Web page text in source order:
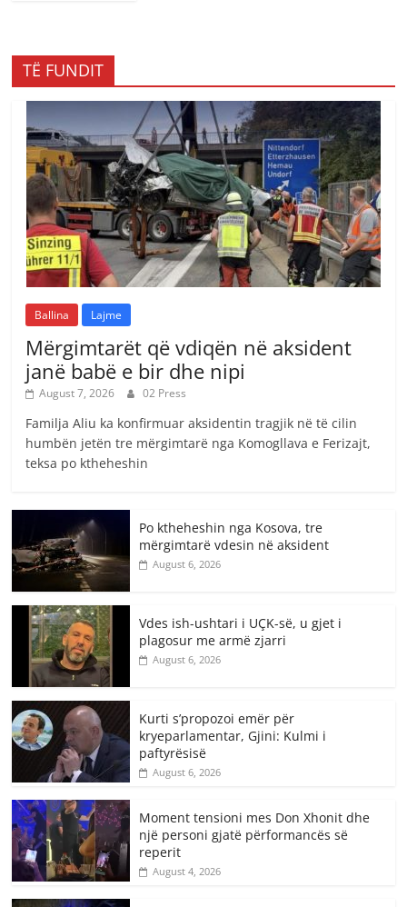
TË FUNDIT
Ballina Lajme
Mërgimtarët që vdiqën në aksident
janë babë e bir dhe nipi
August 7, 2026 02 Press
Familja Aliu ka konfirmuar aksidentin tragjik në të cilin
humbën jetën tre mërgimtarë nga Komogllava e Ferizajt,
teksa po ktheheshin
Po ktheheshin nga Kosova, tre
mërgimtarë vdesin në aksident
August 6, 2026
Vdes ish-ushtari i UÇK-së, u gjet i
plagosur me armë zjarri
August 6, 2026
Kurti s’propozoi emër për
kryeparlamentar, Gjini: Kulmi i
paftyrësisë
August 6, 2026
Moment tensioni mes Don Xhonit dhe
një personi gjatë përformancës së
reperit
August 4, 2026